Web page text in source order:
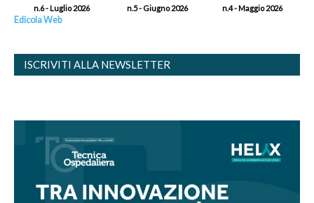
n.6 - Luglio 2026 n.5 - Giugno 2026 n.4 - Maggio 2026
Edicola Web
ISCRIVITI ALLA NEWSLETTER